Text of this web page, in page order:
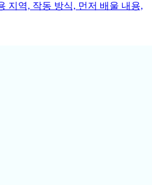
지역, 작동 방식, 먼저 배울 내용,